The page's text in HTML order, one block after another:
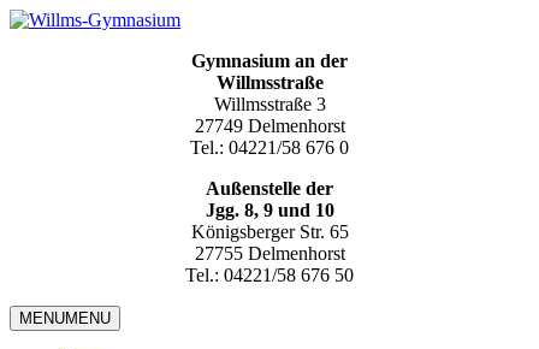
Gymnasium an der
Willmsstraße
Willmsstraße 3
27749 Delmenhorst
Tel.: 04221/58 676 0
Außenstelle der
Jgg. 8, 9 und 10
Königsberger Str. 65
27755 Delmenhorst
Tel.: 04221/58 676 50
MENUMENU